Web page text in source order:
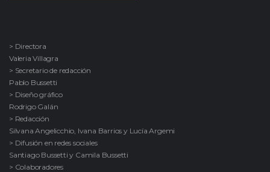
> Directora
Valeria Villagra
> Secretario de redacción
Pablo Bussetti
> Diseño gráfico
Rodrigo Galán
> Redacción
Silvana Angelicchio, Ivana Barrios y Lucía Argemi
> Difusión en redes sociales
Santiago Bussetti y Camila Bussetti
> Colaboradores